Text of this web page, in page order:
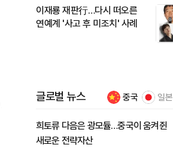
이재룡 재판行…다시 떠오른
연예계 '사고 후 미조치' 사례
글로벌 뉴스 중국 일본
희토류 다음은 광모듈…중국이 움켜쥔
새로운 전략자산